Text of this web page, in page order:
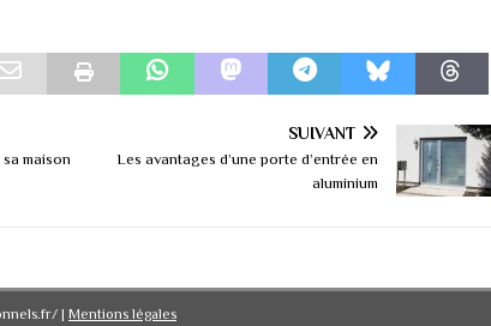
maison
SUIVANT
Les avantages d’une porte d’entrée en
aluminium
| Mentions légales